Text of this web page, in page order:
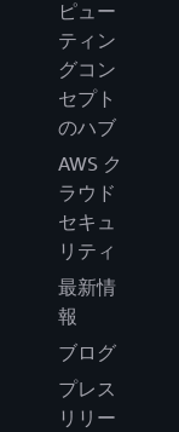
ピュー
ティン
グコン
セプト
のハブ
AWS ク
ラウド
セキュ
リティ
最新情
報
ブログ
プレス
リリー